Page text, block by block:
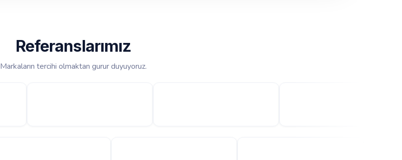
Referanslarımız
Markaların tercihi olmaktan gurur duyuyoruz.